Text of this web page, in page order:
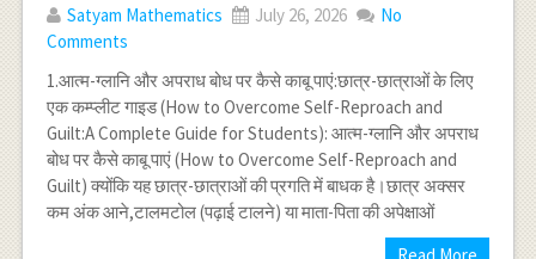
Satyam Mathematics July 26, 2026
No
Comments
1.आत्म-ग्लानि और अपराध बोध पर कैसे काबू पाएं:छात्र-छात्राओं के लिए
एक कम्प्लीट गाइड (How to Overcome Self-Reproach and
Guilt:A Complete Guide for Students): आत्म-ग्लानि और अपराध
बोध पर कैसे काबू पाएं (How to Overcome Self-Reproach and
Guilt) क्योंकि यह छात्र-छात्राओं की प्रगति में बाधक है।छात्र अक्सर
कम अंक आने,टालमटोल (पढ़ाई टालने) या माता-पिता की अपेक्षाओं